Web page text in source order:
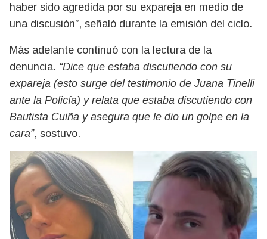
haber sido agredida por su expareja en medio de
una discusión”, señaló durante la emisión del ciclo.
Más adelante continuó con la lectura de la
denuncia. “Dice que estaba discutiendo con su
expareja (esto surge del testimonio de Juana Tinelli
ante la Policía) y relata que estaba discutiendo con
Bautista Cuiña y asegura que le dio un golpe en la
cara”, sostuvo.